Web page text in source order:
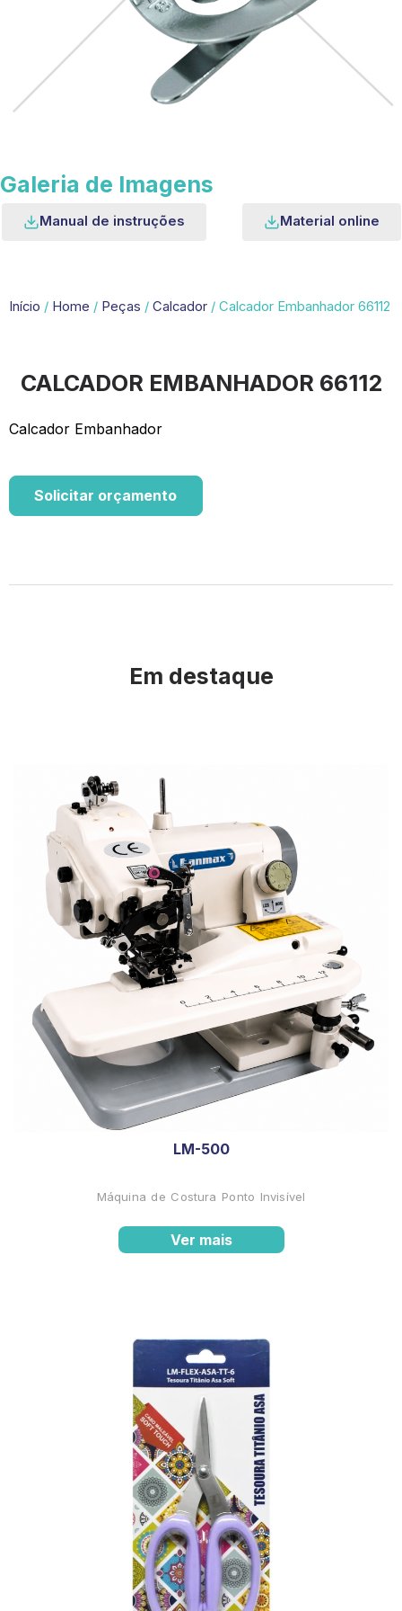
Galeria de Imagens
Manual de instruções Material online
Início / Home / Peças / Calcador / Calcador Embanhador 66112
CALCADOR EMBANHADOR 66112
Calcador Embanhador
Solicitar orçamento
Em destaque
LM-500
Máquina de Costura Ponto Invisível
Ver mais